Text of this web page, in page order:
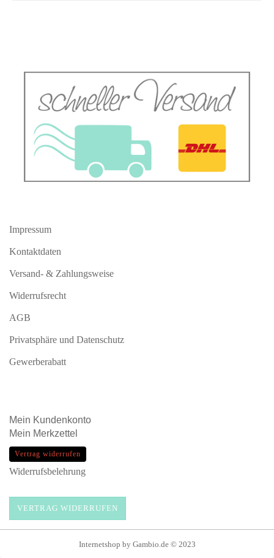
Impressum
Kontaktdaten
Versand- & Zahlungsweise
Widerrufsrecht
AGB
Privatsphäre und Datenschutz
Gewerberabatt
Mein Kundenkonto
Mein Merkzettel
Vertrag widerrufen
Widerrufsbelehrung
VERTRAG WIDERRUFEN
Internetshop by Gambio.de © 2023